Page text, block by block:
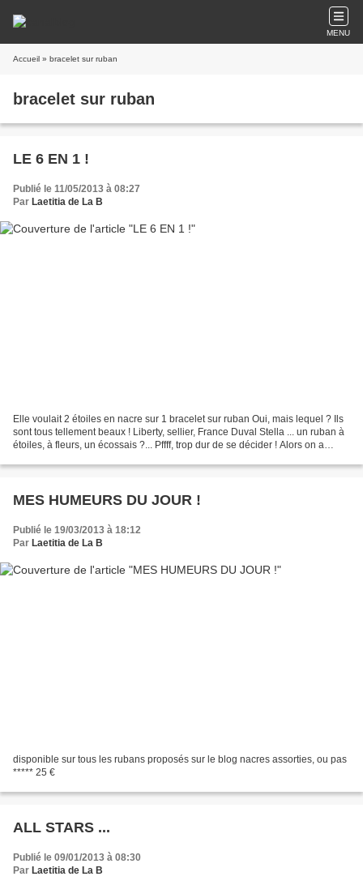
MENU
Accueil » bracelet sur ruban
bracelet sur ruban
LE 6 EN 1 !
Publié le 11/05/2013 à 08:27
Par Laetitia de La B
Elle voulait 2 étoiles en nacre sur 1 bracelet sur ruban Oui, mais lequel ? Ils
sont tous tellement beaux ! Liberty, sellier, France Duval Stella ... un ruban à
étoiles, à fleurs, un écossais ?... Pffff, trop dur de se décider ! Alors on a
MES HUMEURS DU JOUR !
Publié le 19/03/2013 à 18:12
Par Laetitia de La B
disponible sur tous les rubans proposés sur le blog nacres assorties, ou pas
***** 25 €
ALL STARS ...
Publié le 09/01/2013 à 08:30
Par Laetitia de La B